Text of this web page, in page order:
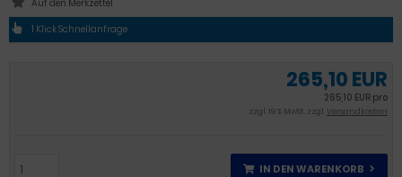
265,10 EUR
265,10 EUR pro
zzgl. 19 % MwSt. zzgl.Versandkosten
IN DEN WARENKORB
1 Klick Schnellanfrage